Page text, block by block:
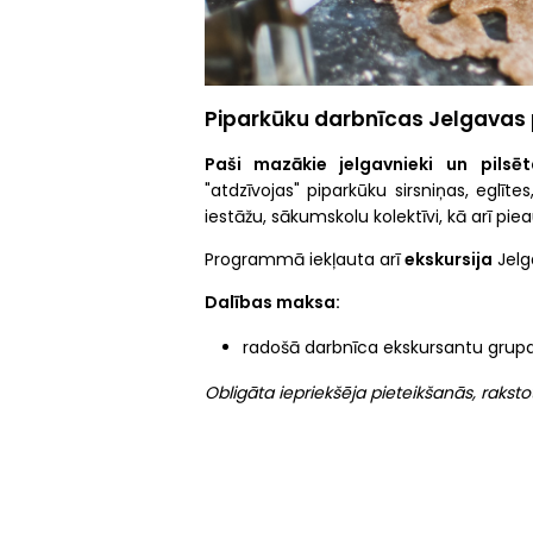
Piparkūku darbnīcas Jelgavas
Paši mazākie jelgavnieki un
"atdzīvojas" piparkūku sirsniņas,
iestāžu, sākumskolu kolektīvi, kā arī
Programmā iekļauta arīekskursija
Dalības maksa:
radošā darbnīca ekskursantu
Obligāta iepriekšēja pieteikšanās,